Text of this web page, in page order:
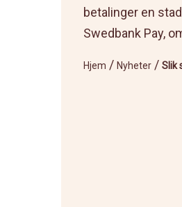
betalinger en
Swedbank Pay,
Hjem / Nyheter / Slik